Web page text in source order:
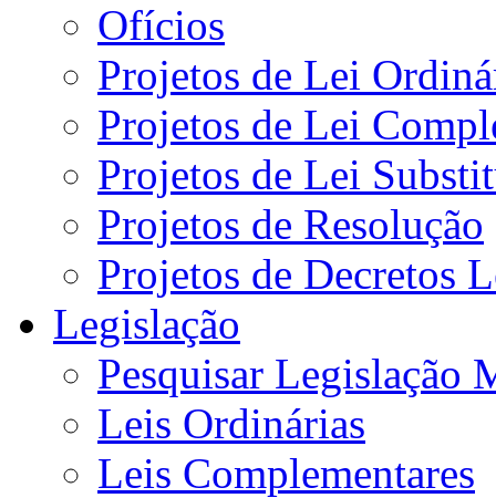
Ofícios
Projetos de Lei
Projetos de Lei
Projetos de Lei
Projetos de Resolução
Projetos de Decretos
Legislação
Pesquisar Legislação
Leis Ordinárias
Leis Complementares